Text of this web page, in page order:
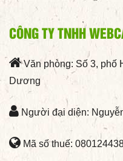
CÔNG TY TNHH
Văn phòng: Số 3, phố
Dương
Người đại diện:
Mã số thuế: